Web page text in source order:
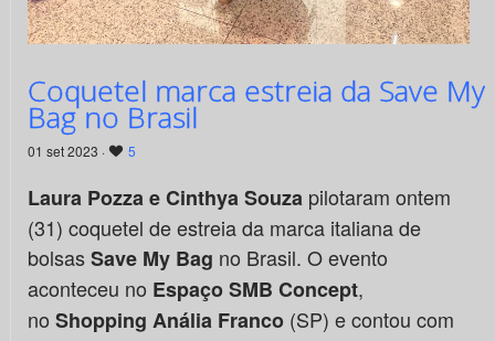
Coquetel marca estreia da Save My
Bag no Brasil
01 set 2023 · 5
Laura Pozza e Cinthya Souza pilotaram ontem
(31) coquetel de estreia da marca italiana de
bolsasSave My Bag no Brasil. O evento
aconteceu no Espaço SMB Concept,
no Shopping Anália Franco(SP) e contou com